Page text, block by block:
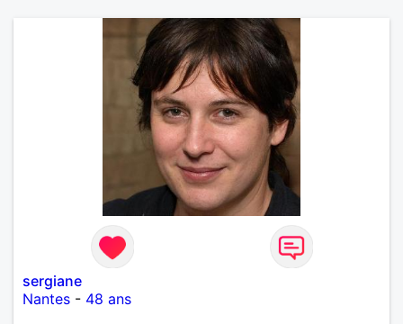
sergiane
Nantes - 48 ans